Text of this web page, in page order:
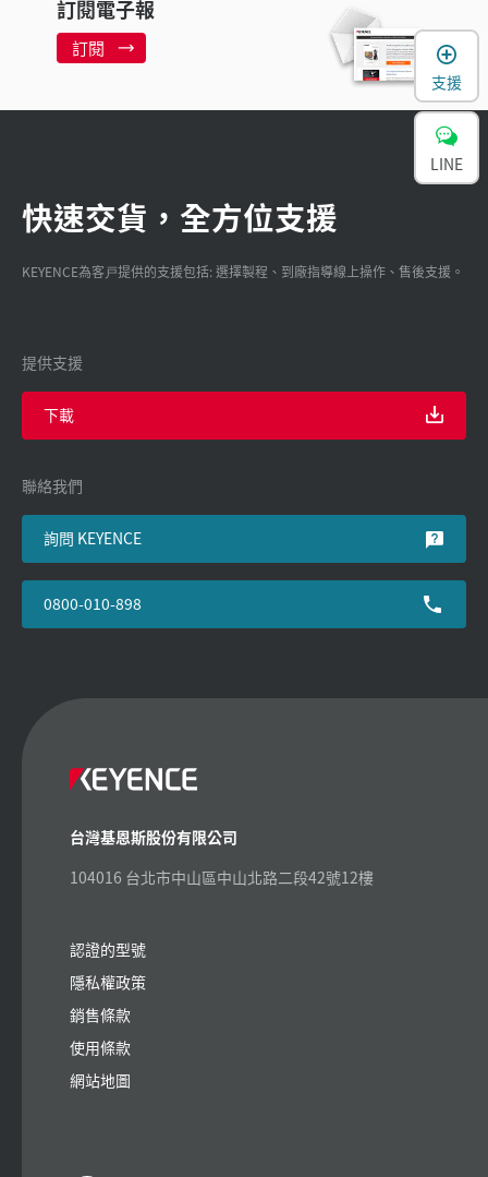
訂閱電子報
訂閱
快速交貨，全方位支援
KEYENCE為客戸提供的支援包括: 選擇製程、到廠指導線上操作、售後支援。
提供支援
下載
聯絡我們
詢問 KEYENCE
0800-010-898
台灣基恩斯股份有限公司
104016 台北市中山區中山北路二段42號12樓
認證的型號
隱私權政策
銷售條款
使用條款
網站地圖
支援
LINE